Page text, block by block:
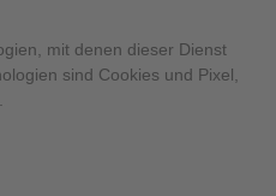
mit denen dieser Dienst
sind Cookies und Pixel,